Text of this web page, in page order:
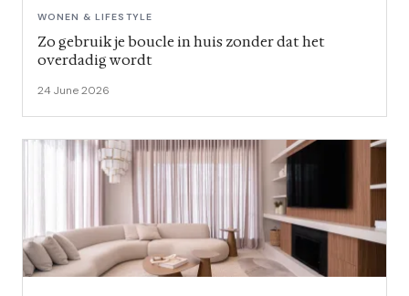
WONEN & LIFESTYLE
Zo gebruik je boucle in huis zonder dat het
overdadig wordt
24 June 2026